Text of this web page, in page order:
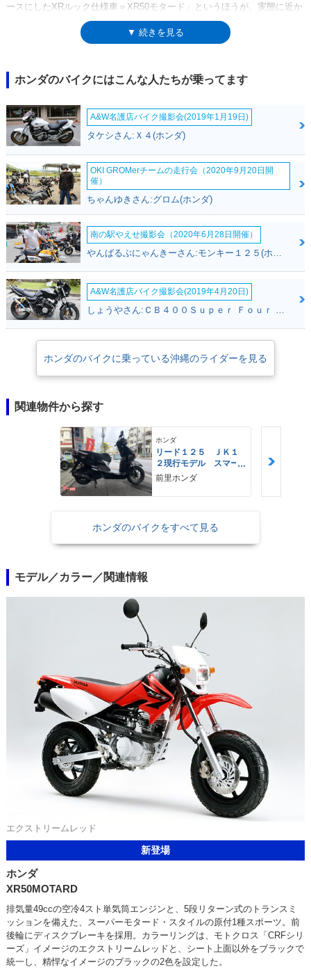
ースにしたXRルック仕様車＝XR50モタード」というほうが、実態に近か
った。もちろん、異なるのは外装部品だけというわけではなく、エイプで
はドラム式（リーディングトレーリング）だった前後ブレーキは、油圧デ
ションは、5段リターン式、エンジン始動はキック式のみ。なお、XR50モ
タードの登場と同時に、原付2種のXR100モタードもデビュー。こちらは
エイプ100（2002年～）がベースになっていた。XR50モタードは、一度
だけカラーチェンジを受けたのち、2007年モデルでラインナップから外
れた。原付1種を対象にした平成18年排出ガス規制によるものだった。な
お、原付2種の規制は翌年で、XR100モタードのほうが1年長くラインナッ
▼ 続きを見る
ホンダのバイクにはこんな人たちが乗ってます
A&W名護店バイク撮影会(2019年1月19日)
タケシさん:Ｘ４(ホンダ)
OKI GROMerチームの走行会（2020年9月20日開
催）
ちゃんゆきさん:グロム(ホンダ)
南の駅やえせ撮影会（2020年6月28日開催）
A&W名護店バイク撮影会(2019年4月20日)
ホンダのバイクに乗っている沖縄のライダーを見る
関連物件から探す
ホンダ
リード１２５ ＪＫ１
２現行モデル スマー
トキー ＬＥＤヘッド
ライト Ｔｙｐｅ−Ｃ
前里ホンダ
ホンダのバイクをすべて見る
モデル／カラー／関連情報
エクストリームレッド
新登場
ホンダ
XR50MOTARD
排気量49ccの空冷4スト単気筒エンジンと、5段リターン式のトランスミ
ッションを備えた、スーパーモタード・スタイルの原付1種スポーツ。前
後輪にディスクブレーキを採用。カラーリングは、モトクロス「CRFシリ
ーズ」イメージのエクストリームレッドと、シート上面以外をブラックで
統一し、精悍なイメージのブラックの2色を設定した。